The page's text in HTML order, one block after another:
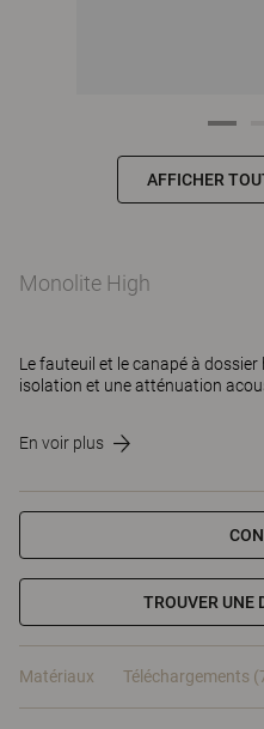
AFFICHER
Monolite High
Le fauteuil et le canapé à
isolation et une atténuation
En voir plus
TROUVER UNE
Matériaux Téléchargements